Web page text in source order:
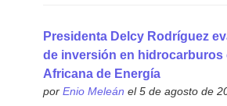
Presidenta Delcy Rodríguez
de inversión en hidrocarburos
Africana de Energía
por Enio Meleán el 5 de agosto de